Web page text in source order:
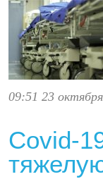
09:51 23
Covid-